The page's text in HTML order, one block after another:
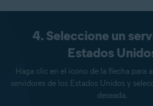
4. Seleccione un
Estados
Haga clic en el icono de la flecha para
servidores de los Estados Unidos y
deseada.